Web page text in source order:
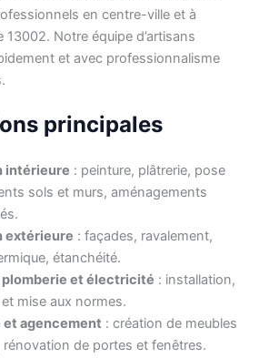
en centre-ville et à
13002. Notre équipe d’artisans
et avec professionnalisme
principales
intérieure : peinture, plâtrerie, pose
sols et murs, aménagements
extérieure : façades, ravalement,
étanchéité.
plomberie et électricité : installation,
mise aux normes.
et agencement : création de meubles
rénovation de portes et fenêtres.